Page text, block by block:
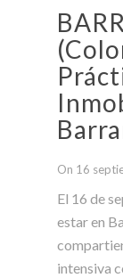
On 16
El 16 de
estar en
intensiva